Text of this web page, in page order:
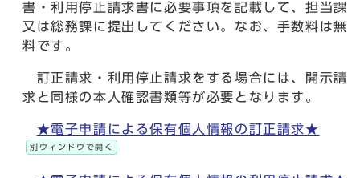
書・利用停止請求書に必要事項を記載して、担当課
又は総務課に提出してください。なお、手数料は無
料です。
訂正請求・利用停止請求をする場合には、開示請
求と同様の本人確認書類等が必要となります。
★電子申請による保有個人情報の訂正請求★
別ウィンドウで開く